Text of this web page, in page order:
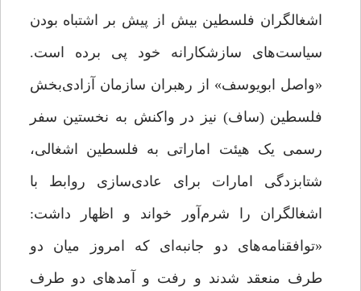
اشغالگران فلسطین بیش از پیش بر اشتباه بودن
سیاست‌های سازشکارانه خود پی برده است.
«واصل ابویوسف» از رهبران سازمان آزادی‌بخش
فلسطین (ساف) نیز در واکنش به نخستین سفر
رسمی یک هیئت اماراتی به فلسطین اشغالی،
شتابزدگی امارات برای عادی‌سازی روابط با
اشغالگران را شرم‌آور خواند و اظهار داشت:
«توافقنامه‌های دو جانبه‌ای که امروز میان دو
طرف منعقد شدند و رفت و آمدهای دو طرف